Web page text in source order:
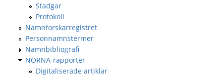
Stadgar
Protokoll
Namnforskarregistret
Personnamnstermer
Namnbibliografi
NORNA-rapporter
Digitaliserade artiklar